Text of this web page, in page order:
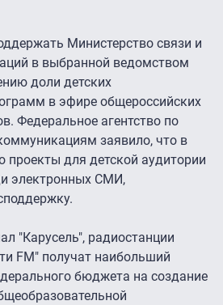
Министерство связи и
в выбранной ведомством
доли детских
в эфире общероссийских
Федеральное агентство по
заявило, что в
проекты для детской аудитории
электронных СМИ,
"Карусель", радиостанции
FM" получат наибольший
бюджета на создание